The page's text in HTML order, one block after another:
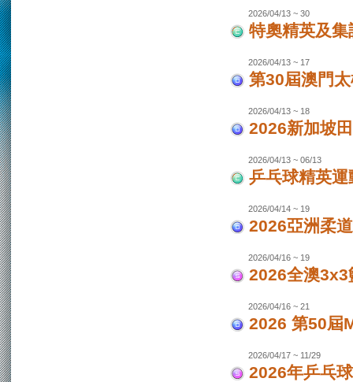
2026/04/13 ~ 30
特奧精英及
2026/04/13 ~ 17
第30屆澳門
2026/04/13 ~ 18
2026新加坡
2026/04/13 ~ 06/13
乒乓球精英
2026/04/14 ~ 19
2026亞洲柔
2026/04/16 ~ 19
2026全澳3x3
2026/04/16 ~ 21
2026 第50屆
2026/04/17 ~ 11/29
2026年乒乓